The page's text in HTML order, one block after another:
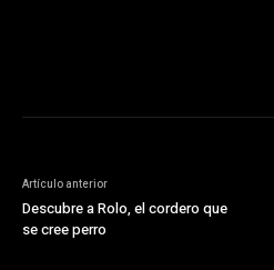
Artículo anterior
Descubre a Rolo, el cordero que
se cree perro